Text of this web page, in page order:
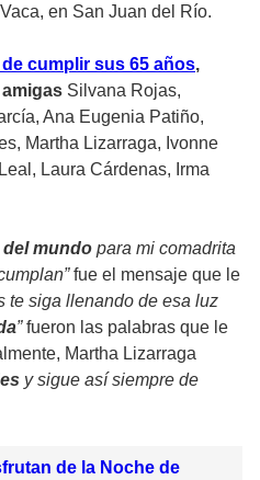
en San Juan del Río.
cumplir sus 65 años,
Silvana Rojas,
Ana Eugenia Patiño,
Martha Lizarraga, Ivonne
Laura Cárdenas, Irma
mundo para mi comadrita
fue el mensaje que le
te siga llenando de esa luz
”fueron las palabras que le
Martha Lizarraga
y sigue así siempre de
de la Noche de